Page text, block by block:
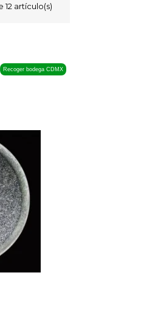
12 artículo(s)
Recoger bodega CDMX